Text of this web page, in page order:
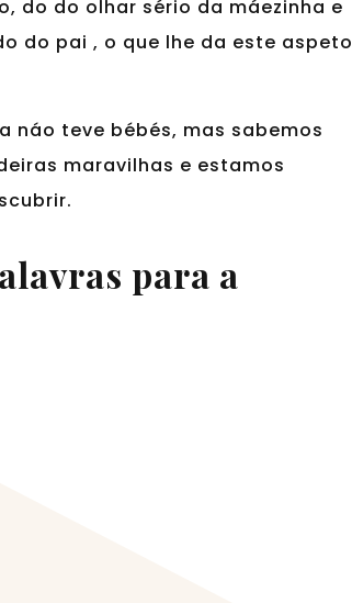
do do olhar sério da máezinha e
do pai , o que lhe da este aspeto
náo teve bébés, mas sabemos
maravilhas e estamos
para a